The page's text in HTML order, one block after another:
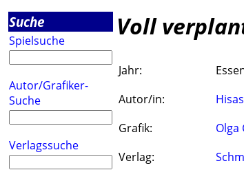
Suche
Spielsuche
Autor/Grafiker-
Suche
Verlagssuche
Voll
Jahr:
Autor/in:
Grafik:
Olga
Verlag: